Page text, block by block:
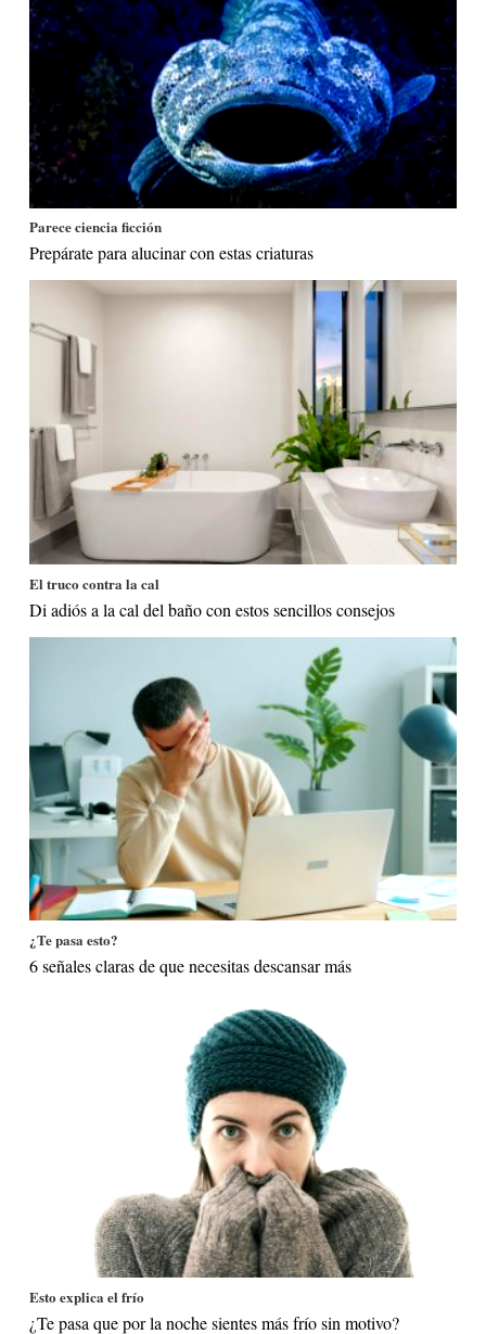
Parece ciencia ficción
Prepárate para alucinar con estas criaturas
El truco contra la cal
Di adiós a la cal del baño con estos sencillos consejos
¿Te pasa esto?
6 señales claras de que necesitas descansar más
Esto explica el frío
¿Te pasa que por la noche sientes más frío sin motivo?